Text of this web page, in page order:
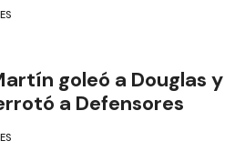
goleó a Douglas y
a Defensores